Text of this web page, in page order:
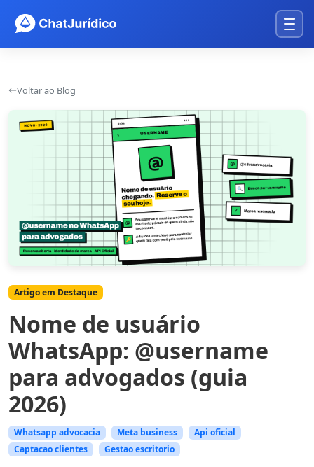
Voltar ao Blog
Artigo em Destaque
Nome de usuário
WhatsApp: @username
para advogados (guia
2026)
Whatsapp advocacia Meta business
Api oficial
Captacao clientes
Gestao escritorio